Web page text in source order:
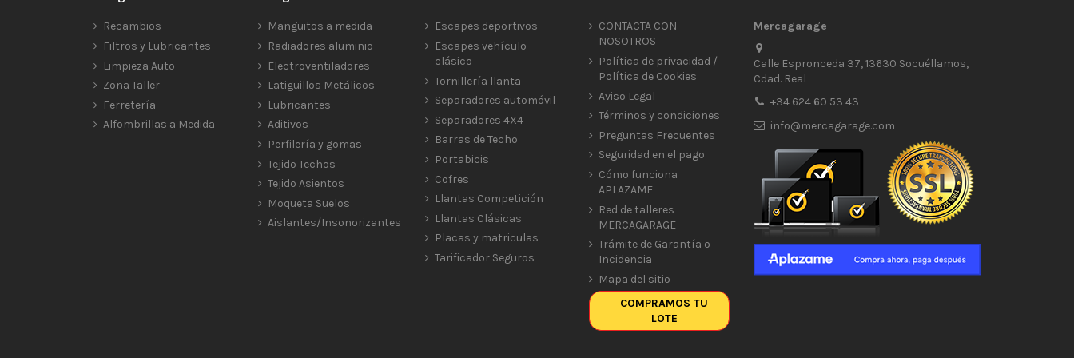
Recambios
Filtros y Lubricantes
Limpieza Auto
Zona Taller
Ferretería
Alfombrillas a Medida
Manguitos a medida
Radiadores aluminio
Electroventiladores
Latiguillos Metálicos
Lubricantes
Aditivos
Perfilería y gomas
Tejido Techos
Tejido Asientos
Moqueta Suelos
Aislantes/Insonorizantes
Escapes deportivos
Escapes vehículo
clásico
Tornillería llanta
Separadores automóvil
Separadores 4X4
Barras de Techo
Portabicis
Cofres
Llantas Competición
Llantas Clásicas
Placas y matriculas
Tarificador Seguros
CONTACTA CON
NOSOTROS
Política de privacidad /
Política de Cookies
Aviso Legal
Términos y condiciones
Preguntas Frecuentes
Seguridad en el pago
Cómo funciona
APLAZAME
Red de talleres
MERCAGARAGE
Trámite de Garantía o
Incidencia
Mapa del sitio
COMPRAMOS TU
LOTE
Mercagarage
Calle Espronceda 37, 13630 Socuéllamos,
Cdad. Real
+34 624 60 53 43
info@mercagarage.com